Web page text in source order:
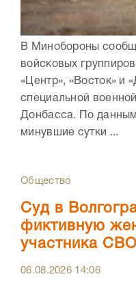
В Минобороны
войсковых
«Центр», «Восток» и
специальной
Донбасса. По
минувшие сутки ...
Общество
Суд в
фиктивную
участника
06.08.2026 14:06